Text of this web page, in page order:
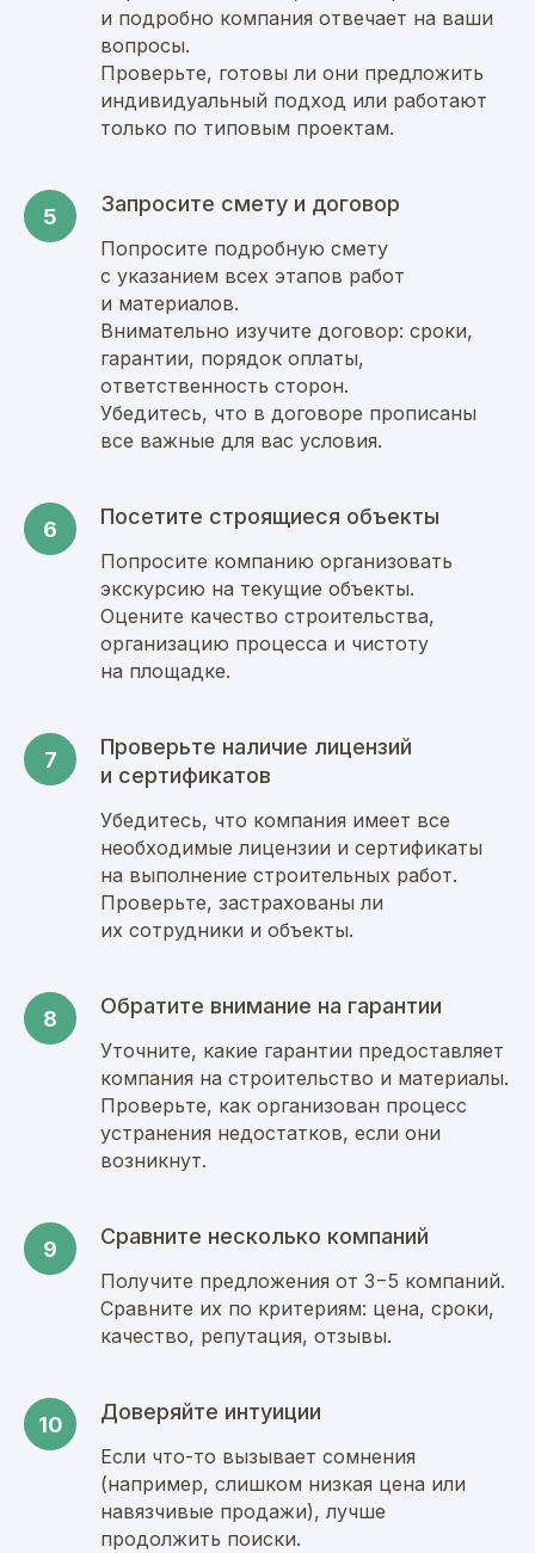
и подробно компания отвечает на ваши
вопросы.
Проверьте, готовы ли они предложить
индивидуальный подход или работают
только по типовым проектам.
Запросите смету и договор
Попросите подробную смету
с указанием всех этапов работ
и материалов.
Внимательно изучите договор: сроки,
гарантии, порядок оплаты,
ответственность сторон.
Убедитесь, что в договоре прописаны
все важные для вас условия.
Посетите строящиеся объекты
Попросите компанию организовать
экскурсию на текущие объекты.
Оцените качество строительства,
организацию процесса и чистоту
на площадке.
Проверьте наличие лицензий
и сертификатов
Убедитесь, что компания имеет все
необходимые лицензии и сертификаты
на выполнение строительных работ.
Проверьте, застрахованы ли
их сотрудники и объекты.
Обратите внимание на гарантии
Уточните, какие гарантии предоставляет
компания на строительство и материалы.
Проверьте, как организован процесс
устранения недостатков, если они
возникнут.
Сравните несколько компаний
Получите предложения от 3−5 компаний.
Сравните их по критериям: цена, сроки,
качество, репутация, отзывы.
Доверяйте интуиции
Если что-то вызывает сомнения
(например, слишком низкая цена или
навязчивые продажи), лучше
продолжить поиски.